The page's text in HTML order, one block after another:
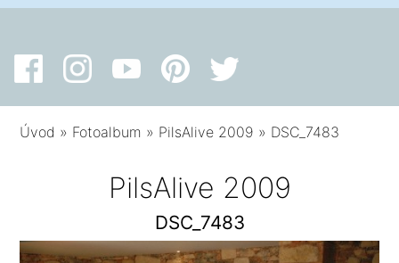
Úvod » Fotoalbum » PilsAlive 2009 » DSC_7483
PilsAlive 2009
DSC_7483